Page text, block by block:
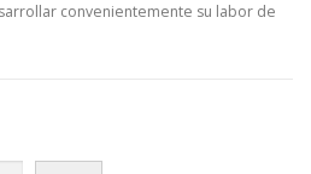
convenientemente su labor de